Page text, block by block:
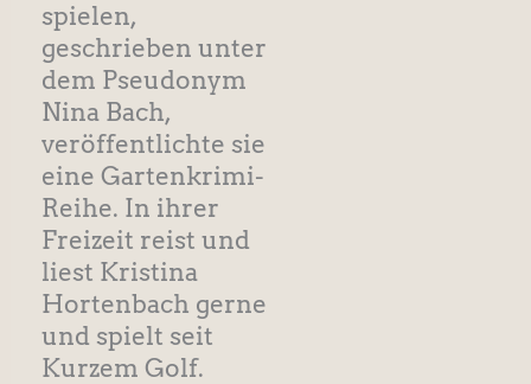
spielen,
geschrieben unter
dem Pseudonym
Nina Bach,
veröffentlichte sie
eine Gartenkrimi-
Reihe. In ihrer
Freizeit reist und
liest Kristina
Hortenbach gerne
und spielt seit
Kurzem Golf.